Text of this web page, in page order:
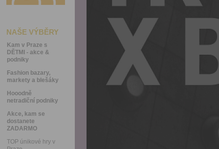
NAŠE VÝBĚRY
Kam v Praze s
DĚTMI - akce &
podniky
Fashion bazary,
markety a blešáky
Hooodně
netradiční podniky
Akce, kam se
dostanete
ZADARMO
TOP únikové hry v